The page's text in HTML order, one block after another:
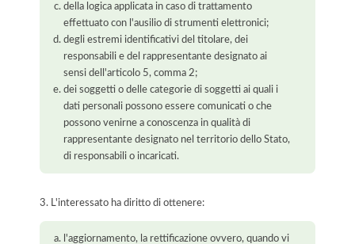
della logica applicata in caso di trattamento
effettuato con l'ausilio di strumenti elettronici;
degli estremi identificativi del titolare, dei
responsabili e del rappresentante designato ai
sensi dell'articolo 5, comma 2;
dei soggetti o delle categorie di soggetti ai quali i
dati personali possono essere comunicati o che
possono venirne a conoscenza in qualità di
rappresentante designato nel territorio dello Stato,
di responsabili o incaricati.
3. L'interessato ha diritto di ottenere:
l'aggiornamento, la rettificazione ovvero, quando vi